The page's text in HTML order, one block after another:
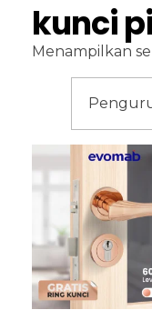
kunci
Menampilkan